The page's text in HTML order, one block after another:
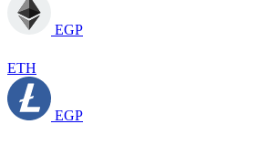
EGP
ETH
EGP